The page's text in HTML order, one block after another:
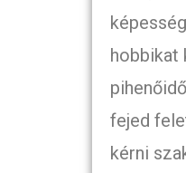
hobbikat
fejed
kérni